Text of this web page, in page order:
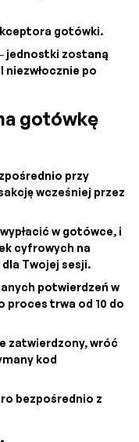
gotówki.
jednostki zostaną
niezwłocznie po
gotówkę
przy
wcześniej przez
w gotówce, i
cyfrowych na
Twojej sesji.
potwierdzeń w
proces trwa od 10 do
zatwierdzony, wróć
kod
bezpośrednio z